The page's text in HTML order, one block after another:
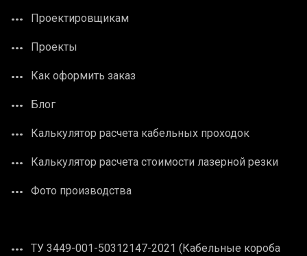
Проектировщикам
Проекты
Как оформить заказ
Блог
Калькулятор расчета кабельных проходок
Калькулятор расчета стоимости лазерной резки
Фото производства
ТУ 3449-001-50312147-2021 (Кабельные короба